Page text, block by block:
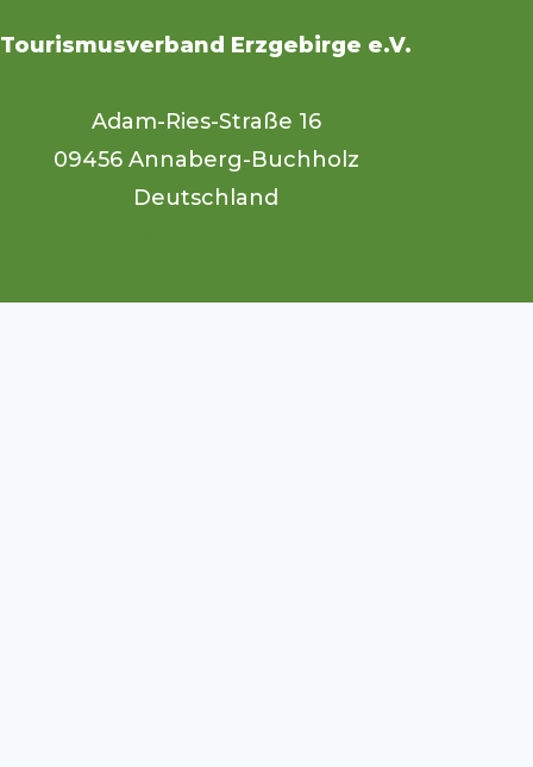
Tourismusverband Erzgebirge e.V.
Adam-Ries-Straße 16
09456 Annaberg-Buchholz
Deutschland